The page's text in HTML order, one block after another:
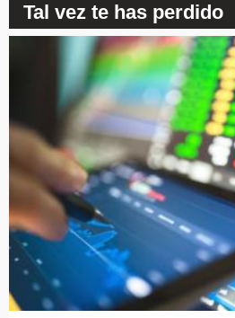
Tal vez te has perdido